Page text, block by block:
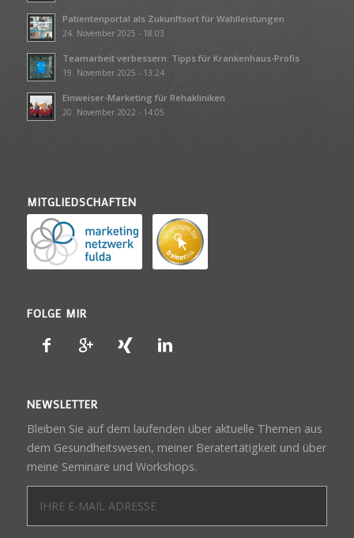
Patientenportal als Zukunftsort für Wahlleistungen
24. November 2025 - 18:03
Teamarbeit verbessern: Tipps für Krankenhaus-Profis
19. November 2025 - 13:24
Einweiser-Marketing für Rehakliniken
20. November 2022 - 14:05
MITGLIEDSCHAFTEN
FOLGE MIR
NEWSLETTER
Bleiben Sie auf dem laufenden über aktuelle Themen aus
dem Gesundheitswesen, meiner Beratertätigkeit und über
meine Seminare und Workshops.